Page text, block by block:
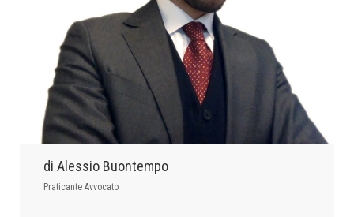
di Alessio Buontempo
Praticante Avvocato